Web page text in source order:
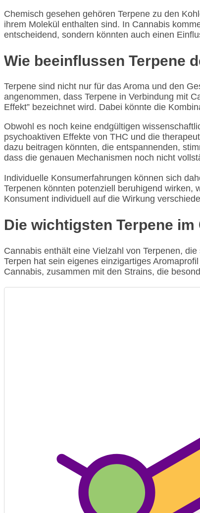
Chemisch gesehen gehören Terpene zu den
ihrem Molekül enthalten sind. In Cannabis
entscheidend, sondern könnten auch einen
Wie beeinflussen Terpene
Terpene sind nicht nur für das Aroma und den
angenommen, dass Terpene in Verbindung mit
Effekt” bezeichnet wird. Dabei könnte die
Obwohl es noch keine endgültigen
psychoaktiven Effekte von THC und die
dazu beitragen könnten, die entspannenden,
dass die genauen Mechanismen noch nicht
Individuelle Konsumerfahrungen können sich
Terpenen könnten potenziell beruhigend wirken,
Konsument individuell auf die Wirkung
Die wichtigsten Terpene
Cannabis enthält eine Vielzahl von Terpenen,
Terpen hat sein eigenes einzigartiges
Cannabis, zusammen mit den Strains, die